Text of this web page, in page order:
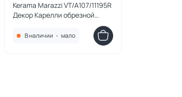
Kerama Marazzi VT/A107/11195R
Декор Карелли обрезной
В наличии • мало